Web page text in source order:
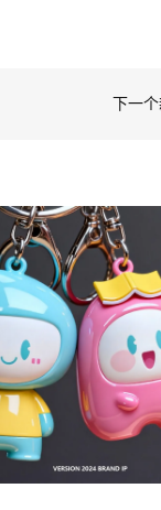
下一个
设计的视觉体
案设计